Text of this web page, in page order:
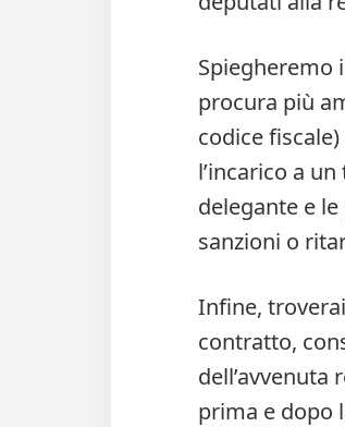
Spiegheremo
procura più
codice
l’incarico a
delegante e
sanzioni o
Infine,
contratto,
prima e dopo